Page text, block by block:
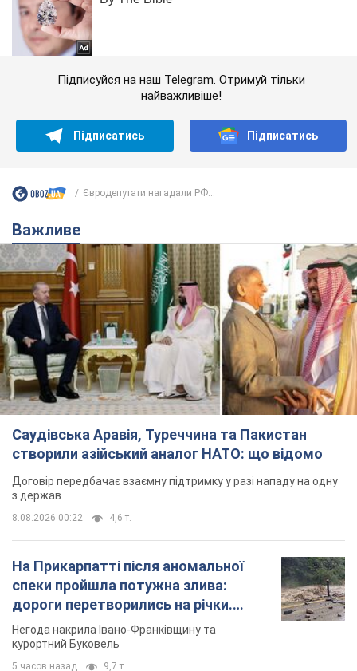
Підписуйся на наш Telegram. Отримуй тільки
найважливіше!
Підписатись Підписатись
Євродепутати нагадали РФ...
Важливе
Саудівська Аравія, Туреччина та Пакистан
створили азійський аналог НАТО: що відомо
Договір передбачає взаємну підтримку у разі нападу на одну
з держав
8.08.2026 00:22 4,6 т.
На Прикарпатті після аномальної
спеки пройшла потужна злива:
дороги перетворились на річки.
Відео
Негода накрила Івано-Франківщину та
курортний Буковель
5 часов назад 9,7 т.